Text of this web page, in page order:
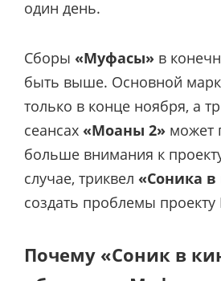
один день.
Сборы «Муфасы» в
быть выше. Основной
только в конце ноября, а
сеансах «Моаны 2» может
больше внимания к
случае, триквел «Соника в
создать проблемы проекту
Почему «Соник в